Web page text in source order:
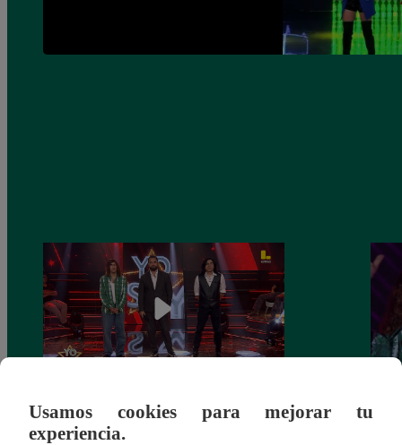
Yo Soy GRANDES BATALLAS: ¡El
Pájaro Gómez venció a Miguel Mateos y
Yo
Usamos cookies para mejorar tu
experiencia.